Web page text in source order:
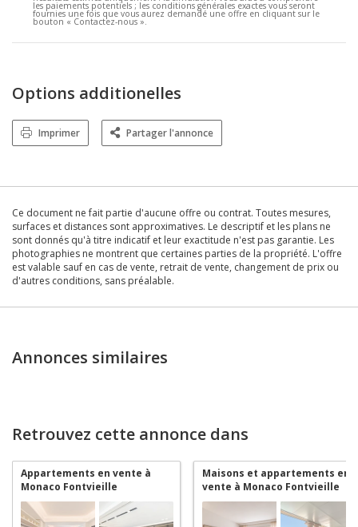
les paiements potentiels ; les conditions générales exactes vous seront
fournies une fois que vous aurez demandé une offre en cliquant sur le
bouton « Contactez-nous ».
Options additionelles
Imprimer Partager l'annonce
Ce document ne fait partie d'aucune offre ou contrat. Toutes mesures,
surfaces et distances sont approximatives. Le descriptif et les plans ne
sont donnés qu'à titre indicatif et leur exactitude n'est pas garantie. Les
photographies ne montrent que certaines parties de la propriété. L'offre
est valable sauf en cas de vente, retrait de vente, changement de prix ou
d'autres conditions, sans préalable.
Annonces similaires
Retrouvez cette annonce dans
Appartements en vente à
Monaco Fontvieille
Maisons et appartements en
vente à Monaco Fontvieille